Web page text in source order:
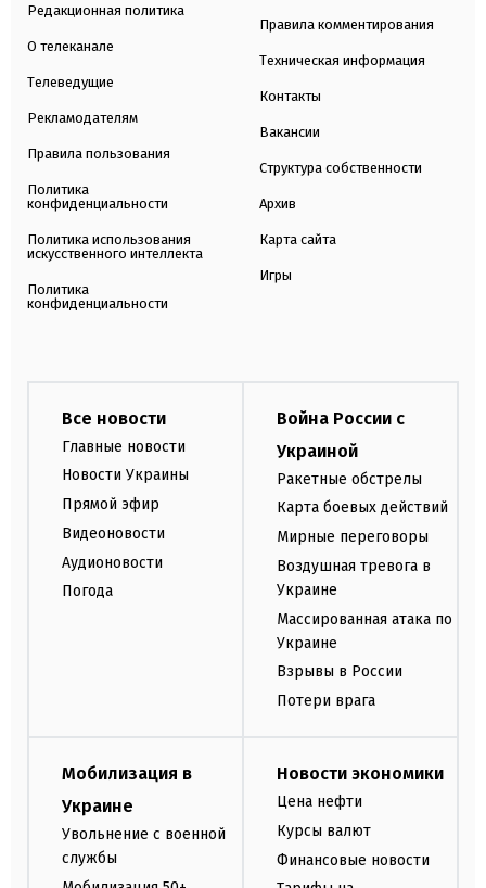
Редакционная политика
О телеканале
Телеведущие
Рекламодателям
Правила пользования
Политика
конфиденциальности
Политика использования
искусственного интеллекта
Политика
конфиденциальности
Правила комментирования
Техническая информация
Контакты
Вакансии
Структура собственности
Архив
Карта сайта
Игры
Все новости
Главные новости
Новости Украины
Прямой эфир
Видеоновости
Аудионовости
Погода
Война России с
Украиной
Ракетные обстрелы
Карта боевых действий
Мирные переговоры
Воздушная тревога в
Украине
Массированная атака по
Украине
Взрывы в России
Потери врага
Мобилизация в
Украине
Увольнение с военной
службы
Новости экономики
Цена нефти
Курсы валют
Финансовые новости